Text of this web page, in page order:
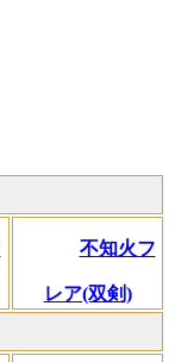
不知火フ
レア(双剣)